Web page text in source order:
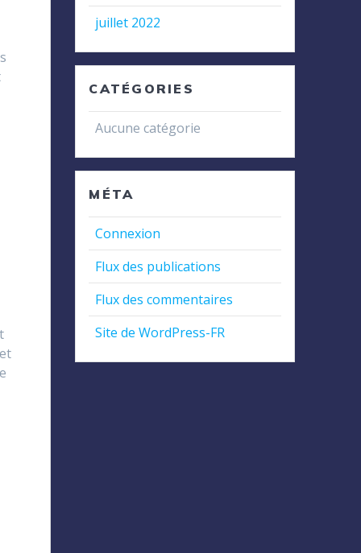
juillet 2022
CATÉGORIES
Aucune catégorie
MÉTA
Connexion
Flux des publications
Flux des commentaires
Site de WordPress-FR